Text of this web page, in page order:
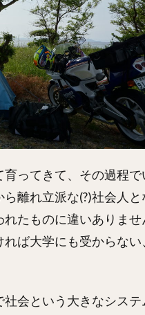
ってきて、その過程
離れ立派な(?)社会人
たものに違いありま
ば大学にも受からな
会という大きなシス